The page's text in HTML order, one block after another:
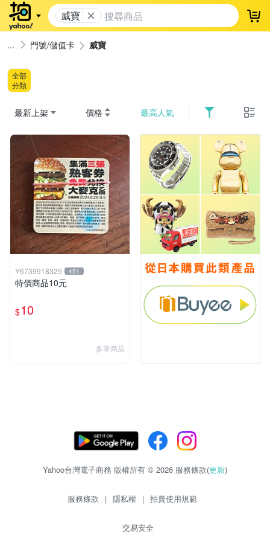
威寶 登
門號/儲值卡 威寶
全部
分類
最新上架 價格 最高人氣
Y6739918325 451
特價商品10元
$10
多筆商品
Yahoo台灣電子商務 版權所有 © 2026 服務條款(更新)
服務條款 | 隱私權 | 拍賣使用規範
交易安全